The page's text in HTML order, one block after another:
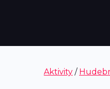
Aktivity /